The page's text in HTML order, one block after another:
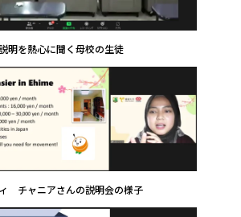
明を熱心に聞く母校の生徒
チャニアさんの説明会の様子